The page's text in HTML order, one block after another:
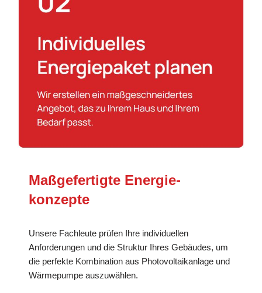
Maßgefertigte Energie­
konzepte
Unsere Fachleute prüfen Ihre individuellen
Anforderungen und die Struktur Ihres Gebäudes, um
die perfekte Kombination aus Photovoltaikanlage und
Wärmepumpe auszuwählen.